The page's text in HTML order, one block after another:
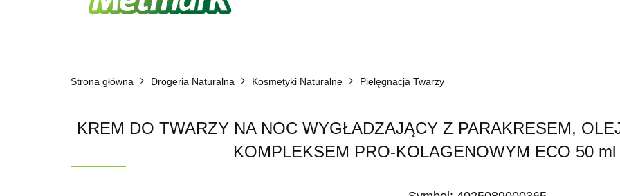
Dla Zwierząt BLOG POLECAMY BESTSELLERY
POLECAMY
Strona główna Drogeria Naturalna Kosmetyki Naturalne Pielęgnacja Twarzy
KREM DO TWARZY NA NOC WYGŁADZAJĄCY Z PARAKRESEM,
KOMPLEKSEM PRO-KOLAGENOWYM ECO 50